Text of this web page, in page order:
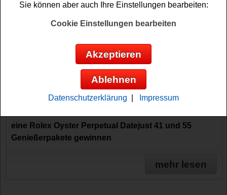
Schweizer Käse Gewinnspiel - Rolex
gewinnen
kostenlosen Schweizer-Käse Gewinnspiel eine tolle
Gelegenheit. Schweizer Emmentaler AOP verlost als
Hauptgewinn eine absolut hochwertige Rolex Oyster
Perpetual Datejust 41 Uhr - und Sie können diese Rolex
gewinnen. ...
eine Rolex Oyster Perpetual Datejust 41 und 55
Genießerpakete gewinnen
mehr lesen
Sie können aber auch Ihre Einstellungen bearbeiten:
Cookie Einstellungen bearbeiten
Akzeptieren
Ablehnen
Datenschutzerklärung Impressum